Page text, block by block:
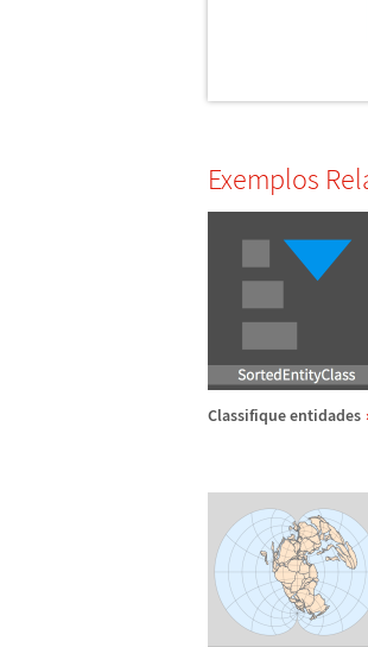
Exemplos
Classifique entidades